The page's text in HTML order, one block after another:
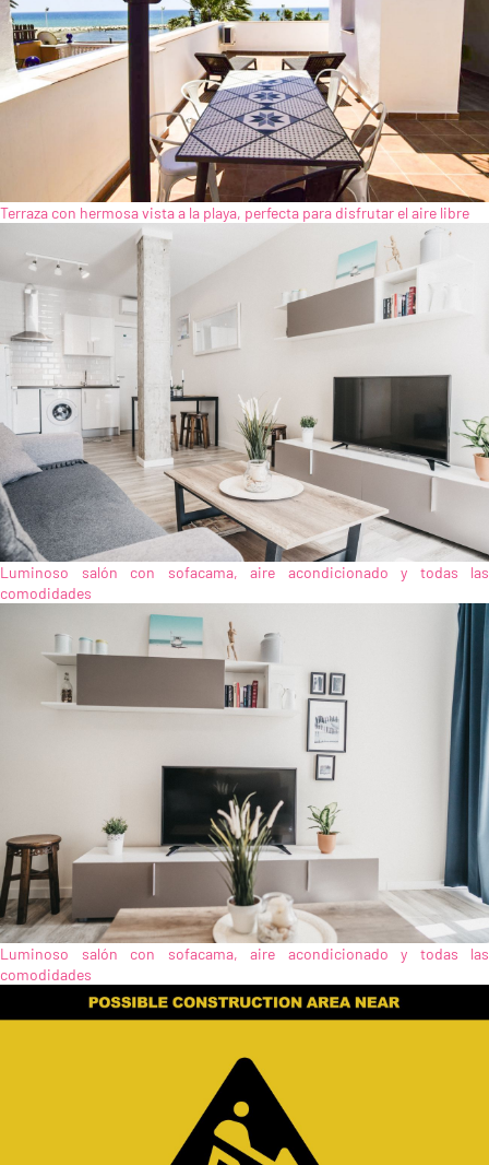
Terraza con hermosa vista a la playa, perfecta para disfrutar el aire libre
Luminoso salón con sofacama, aire acondicionado y todas las
comodidades
Luminoso salón con sofacama, aire acondicionado y todas las
comodidades